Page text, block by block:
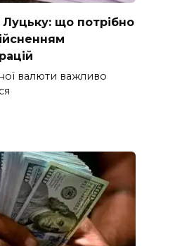
що потрібно
валюти важливо